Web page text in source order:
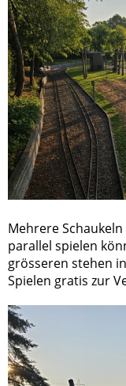
Mehrere
parallel spielen
grösseren stehen
Spielen gratis zur